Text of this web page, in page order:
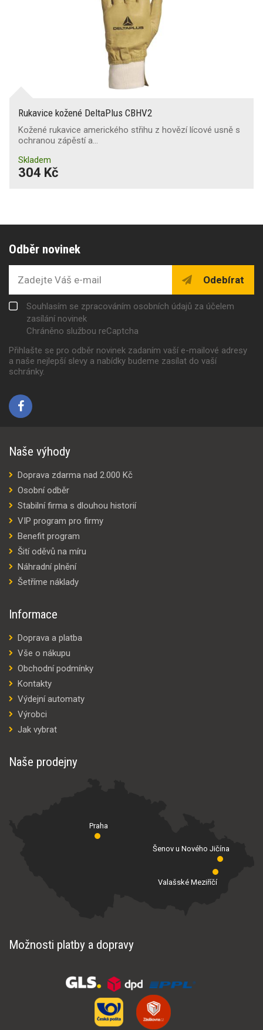
Rukavice kožené DeltaPlus CBHV2
Kožené rukavice amerického střihu z hovězí lícové usně s
ochranou zápěstí a…
Skladem
304 Kč
Odběr novinek
Odebírat
Souhlasím se zpracováním osobních údajů za účelem
zasílání novinek
Chráněno službou reCaptcha
Přihlašte se pro odběr novinek zadaním vaší e-mailové adresy
a naše nejlepší slevy a nabídky budeme zasílat do vaší
schránky.
Naše výhody
Doprava zdarma nad 2.000 Kč
Osobní odběr
Stabilní firma s dlouhou historií
VIP program pro firmy
Benefit program
Šití oděvů na míru
Náhradní plnění
Šetříme náklady
Informace
Doprava a platba
Vše o nákupu
Obchodní podmínky
Kontakty
Výdejní automaty
Výrobci
Jak vybrat
Naše prodejny
Praha
Valašské Meziříčí
Šenov u Nového Jičína
Možnosti platby a dopravy